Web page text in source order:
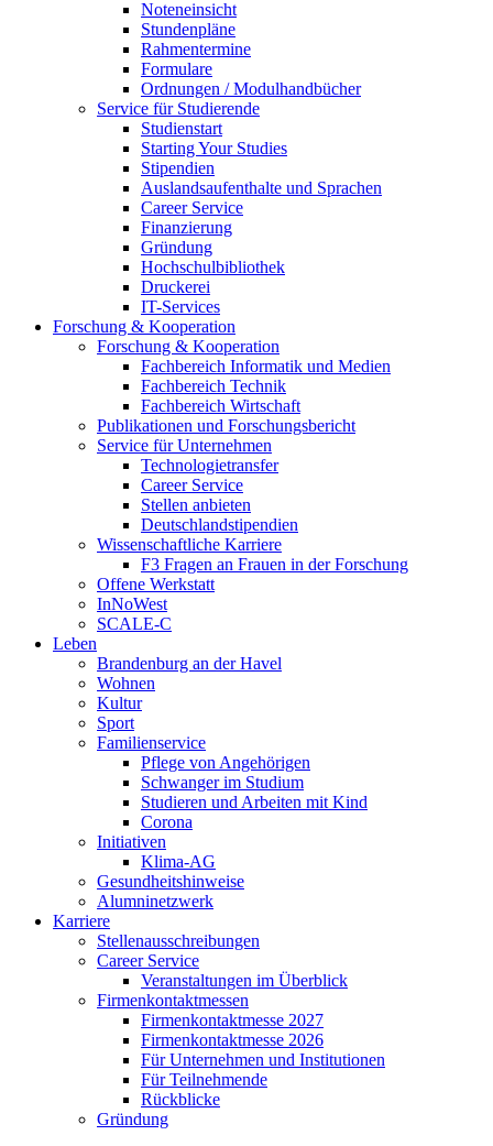
Noteneinsicht
Stundenpläne
Rahmentermine
Formulare
Ordnungen / Modulhandbücher
Service für Studierende
Studienstart
Starting Your Studies
Stipendien
Auslandsaufenthalte und Sprachen
Career Service
Finanzierung
Gründung
Hochschulbibliothek
Druckerei
IT-Services
Forschung & Kooperation
Forschung & Kooperation
Fachbereich Informatik und Medien
Fachbereich Technik
Fachbereich Wirtschaft
Publikationen und Forschungsbericht
Service für Unternehmen
Technologietransfer
Career Service
Stellen anbieten
Deutschlandstipendien
Wissenschaftliche Karriere
F3 Fragen an Frauen in der Forschung
Offene Werkstatt
InNoWest
SCALE-C
Leben
Brandenburg an der Havel
Wohnen
Kultur
Sport
Familienservice
Pflege von Angehörigen
Schwanger im Studium
Studieren und Arbeiten mit Kind
Corona
Initiativen
Klima-AG
Gesundheitshinweise
Alumninetzwerk
Karriere
Stellenausschreibungen
Career Service
Veranstaltungen im Überblick
Firmenkontaktmessen
Firmenkontaktmesse 2027
Firmenkontaktmesse 2026
Für Unternehmen und Institutionen
Für Teilnehmende
Rückblicke
Gründung